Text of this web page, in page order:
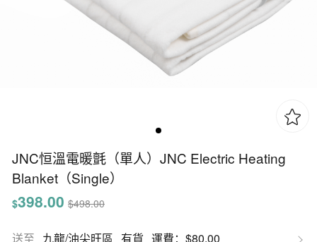
JNC恒溫電暖氈（單人）JNC Electric Heating
Blanket（Single）
$398.00 $498.00
送至 九龍/油尖旺區 有貨 運費：$80.00